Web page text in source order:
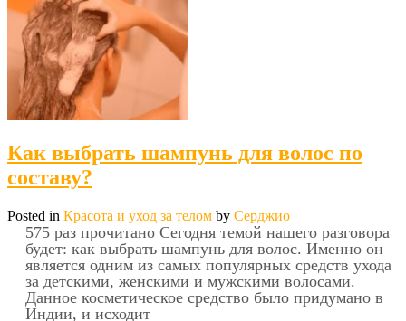
Как выбрать шампунь для волос по
составу?
Posted in Красота и уход за телом by Серджио
575 раз прочитано Сегодня темой нашего разговора
будет: как выбрать шампунь для волос. Именно он
является одним из самых популярных средств ухода
за детскими, женскими и мужскими волосами.
Данное косметическое средство было придумано в
Индии, и исходит